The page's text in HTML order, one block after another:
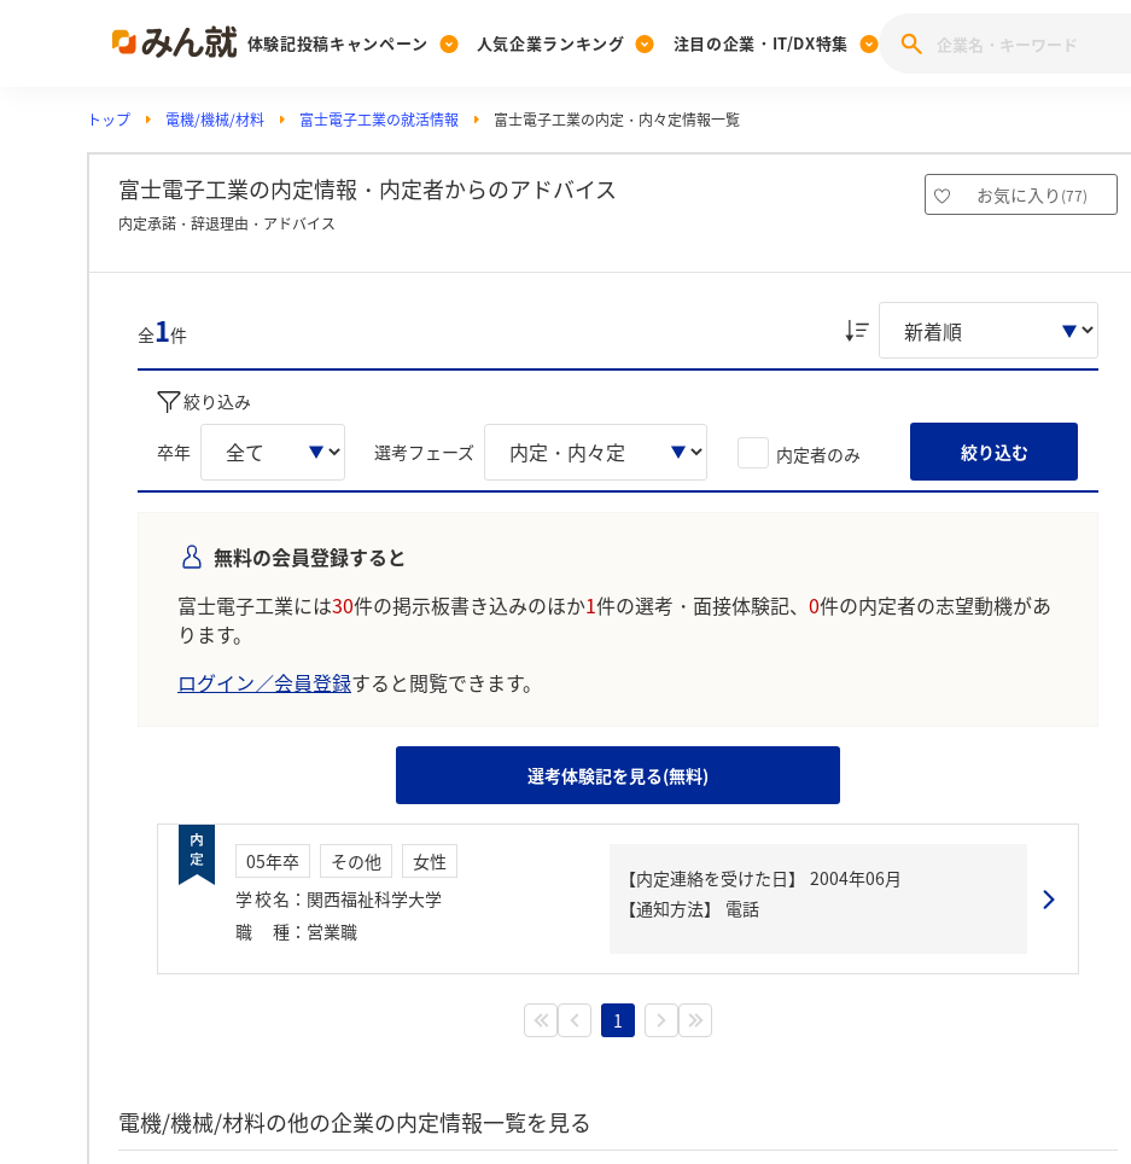
体験記投稿キャンペーン
Post
投稿する
[27卒] 本選考体験記投稿キャンペーン
人気企業ランキング
Ranking
ランキングを見る
Vote みんなの新
注目の企業・IT/DX特集
PickUp
注目の企業特集
28卒 IT・
トップ 電機/機械/材料 富士電子工業の就活情報 富士電子工業の内定・内々定情報一覧
富士電子工業の内定情報・内定者からのアドバイス お気に入り (77)
内定承諾・辞退理由・アドバイス
全1件
絞り込み
卒年 選考フェーズ 内定者のみ 絞り込む
無料の会員登録すると
富士電子工業には30件の掲示板書き込みのほか1件の選考・面接体験記、 0件の内定者の志望動機があ
ります。
ログイン／会員登録すると閲覧できます。
選考体験記を見る(無料)
05年卒 その他
女性
学校名 ： 関西福祉科学大学
職種 ： 営業職
【内定連絡を受けた日】
2004年06月
【通知方法】
電話
1
電機/機械/材料の他の企業の内定情報一覧を見る